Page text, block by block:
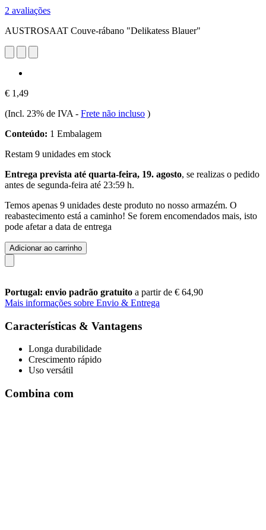
2 avaliações
AUSTROSAAT Couve-rábano "Delikatess Blauer"
€ 1,49
(Incl. 23% de IVA - Frete não incluso )
Conteúdo: 1 Embalagem
Restam 9 unidades em stock
Entrega prevista até quarta-feira, 19. agosto, se realizas o pedido
antes de segunda-feira até 23:59 h.
Temos apenas 9 unidades deste produto no nosso armazém. O
reabastecimento está a caminho! Se forem encomendados mais, isto
pode afetar a data de entrega
Adicionar ao carrinho
Portugal: envio padrão gratuito a partir de € 64,90
Mais informações sobre Envio & Entrega
Características & Vantagens
Longa durabilidade
Crescimento rápido
Uso versátil
Combina com